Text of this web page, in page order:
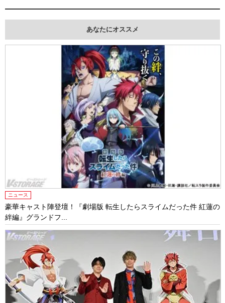
あなたにオススメ
ニュース
豪華キャスト陣登壇！『劇場版 転生したらスライムだった件 紅蓮の
絆編』グランドフ...